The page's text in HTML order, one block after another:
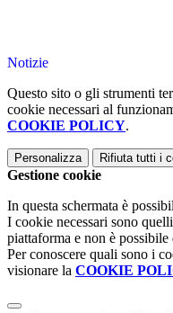
Notizie
Questo sito o gli strumenti
cookie necessari al
COOKIE POLICY.
Personalizza Rifiuta tutti i
Gestione cookie
In questa schermata è
I cookie necessari sono
piattaforma e non è
Per conoscere quali sono i
visionare la COOKIE